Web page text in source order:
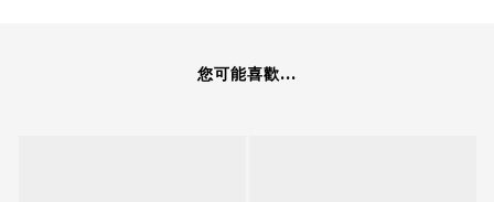
您可能喜歡...